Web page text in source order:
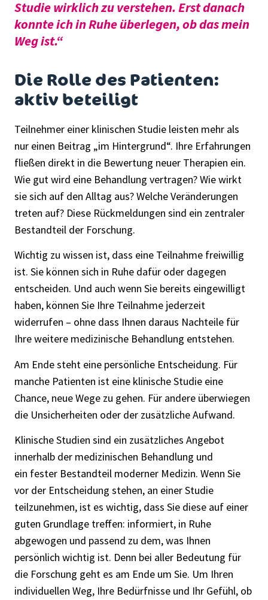
Studie wirklich zu verstehen. Erst danach
konnte ich in Ruhe überlegen, ob das mein
Weg ist.“
Die Rolle des Patienten:
aktiv beteiligt
Teilnehmer einer klinischen Studie leisten mehr als
nur einen Beitrag „im Hintergrund“. Ihre Erfahrungen
fließen direkt in die Bewertung neuer Therapien ein.
Wie gut wird eine Behandlung vertragen? Wie wirkt
sie sich auf den Alltag aus? Welche Veränderungen
treten auf? Diese Rückmeldungen sind ein zentraler
Bestandteil der Forschung.
Wichtig zu wissen ist, dass eine Teilnahme freiwillig
ist. Sie können sich in Ruhe dafür oder dagegen
entscheiden. Und auch wenn Sie bereits eingewilligt
haben, können Sie Ihre Teilnahme jederzeit
widerrufen – ohne dass Ihnen daraus Nachteile für
Ihre weitere medizinische Behandlung entstehen.
Am Ende steht eine persönliche Entscheidung. Für
manche Patienten ist eine klinische Studie eine
Chance, neue Wege zu gehen. Für andere überwiegen
die Unsicherheiten oder der zusätzliche Aufwand.
Klinische Studien sind ein zusätzliches Angebot
innerhalb der medizinischen Behandlung und
ein fester Bestandteil moderner Medizin. Wenn Sie
vor der Entscheidung stehen, an einer Studie
teilzunehmen, ist es wichtig, dass Sie diese auf einer
guten Grundlage treffen: informiert, in Ruhe
abgewogen und passend zu dem, was Ihnen
persönlich wichtig ist. Denn bei aller Bedeutung für
die Forschung geht es am Ende um Sie. Um Ihren
individuellen Weg, Ihre Bedürfnisse und Ihr Gefühl, ob